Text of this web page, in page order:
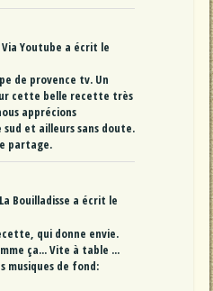
Via Youtube a écrit le
de provence tv. Un
cette belle recette très
apprécions
et ailleurs sans doute.
partage.
La Bouilladisse a écrit le
qui donne envie.
ça... Vite à table ...
musiques de fond: